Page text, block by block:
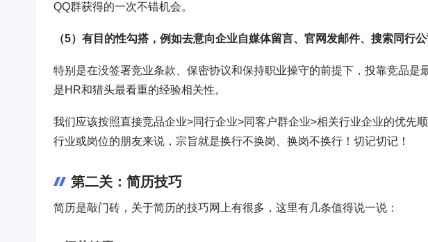
QQ群获得的一次不错机会。
（5）有目的性勾搭，例如去意向企业自媒体留言、官网发邮件、搜索同行
特别是在没签署竞业条款、保密协议和保持职业操守的前提下，投靠竞品是
是HR和猎头最看重的经验相关性。
我们应该按照直接竞品企业>同行企业>同客户群企业>相关行业企业的优先
行业或岗位的朋友来说，宗旨就是换行不换岗、换岗不换行！切记切记！
第二关：简历技巧
简历是敲门砖，关于简历的技巧网上有很多，这里有几条值得说一说：